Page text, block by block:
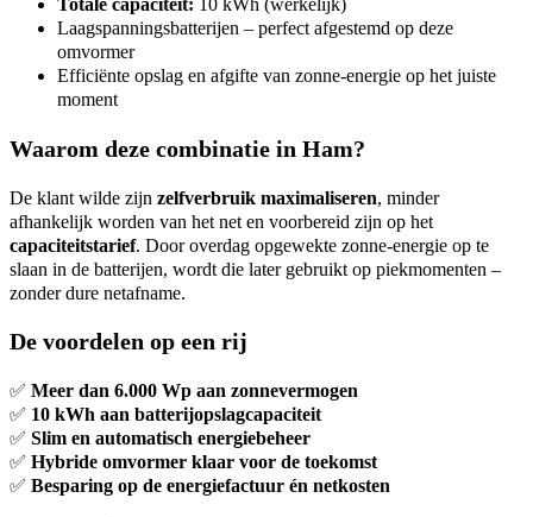
Totale capaciteit: 10 kWh (werkelijk)
Laagspanningsbatterijen – perfect afgestemd op deze
omvormer
Efficiënte opslag en afgifte van zonne-energie op het juiste
moment
Waarom deze combinatie in Ham?
De klant wilde zijn zelfverbruik maximaliseren, minder
afhankelijk worden van het net en voorbereid zijn op het
capaciteitstarief. Door overdag opgewekte zonne-energie op te
slaan in de batterijen, wordt die later gebruikt op piekmomenten –
zonder dure netafname.
De voordelen op een rij
✅ Meer dan 6.000 Wp aan zonnevermogen
✅ 10 kWh aan batterijopslagcapaciteit
✅ Slim en automatisch energiebeheer
✅ Hybride omvormer klaar voor de toekomst
✅ Besparing op de energiefactuur én netkosten